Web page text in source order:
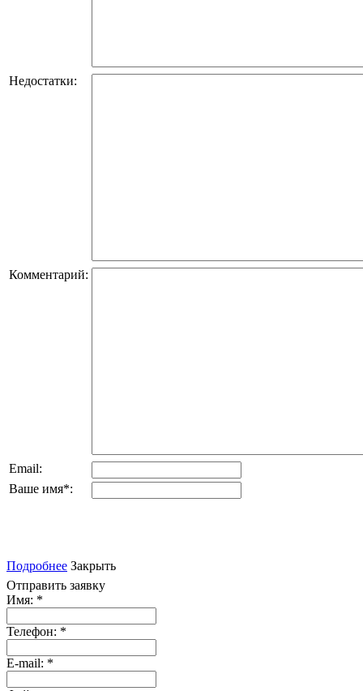
Недостатки:
Комментарий:
Email:
Ваше имя*:
Подробнее Закрыть
Отправить заявку
Имя: *
Телефон: *
E-mail: *